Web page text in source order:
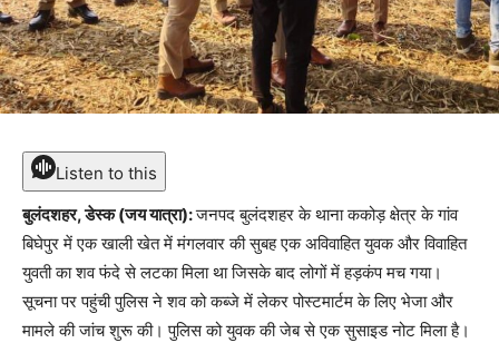
Listen to this
बुलंदशहर, डेस्क (जय यात्रा):जनपद बुलंदशहर के थाना ककोड़ क्षेत्र के गांव
बिघेपुर में एक खाली खेत में मंगलवार की सुबह एक अविवाहित युवक और विवाहित
युवती का शव फंदे से लटका मिला था जिसके बाद लोगों में हड़कंप मच गया।
सूचना पर पहुंची पुलिस ने शव को कब्जे में लेकर पोस्टमार्टम के लिए भेजा और
मामले की जांच शुरू की। पुलिस को युवक की जेब से एक सुसाइड नोट मिला है।